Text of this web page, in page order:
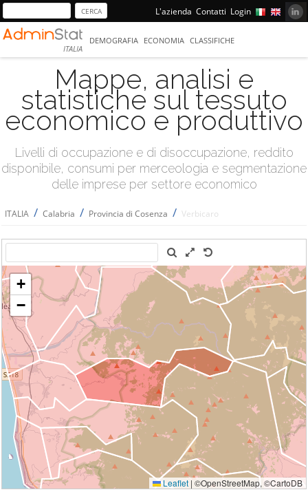
L'azienda Contatti Login
ITALIA
DEMOGRAFIA ECONOMIA CLASSIFICHE
Mappe, analisi e
statistiche sul tessuto
economico e produttivo
Livelli di occupazione e di disoccupazione, reddito
disponibile, consumi per merceologia e segmentazione
delle imprese per settore economico
ITALIA / Calabria / Provincia di Cosenza / Verbicaro